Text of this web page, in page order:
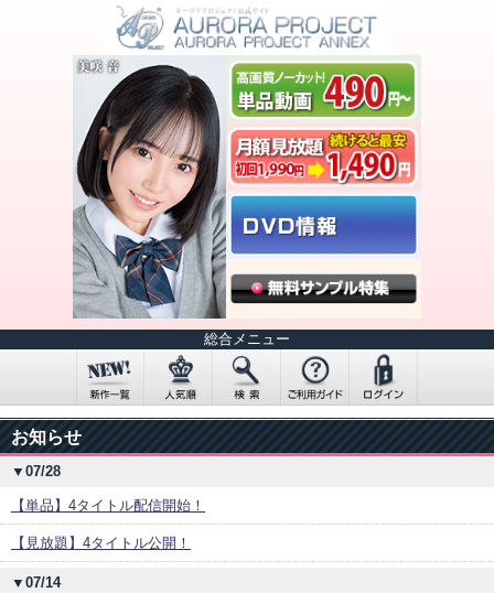
総合メニュー
お知らせ
▼07/28
【単品】4タイトル配信開始！
【見放題】4タイトル公開！
▼07/14